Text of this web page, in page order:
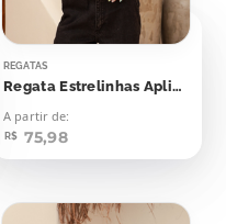
REGATAS
Regata Estrelinhas Aplicação
A partir de:
R$ 75,98